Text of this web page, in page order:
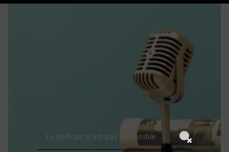
Le podcast n'est pas disponible